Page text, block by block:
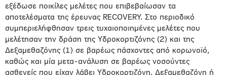
εξέδωσε ποικίλες μελέτες που επιβεβαίωσαν τα
αποτελέσματα της έρευνας RECOVERY. Στο περιοδικό
συμπεριελήφθησαν τρεις τυχαιοποιημένες μελέτες που
μελέτησαν την δράση της Υδροκορτιζόνης (2) και της
Δεξαμεθαζόνης (1) σε βαρέως πάσχοντες από κορωνοϊό,
καθώς και μία μετα-ανάλυση σε βαρέως νοσούντες
ασθενείς που είχαν λάβει Υδροκορτιζόνη, Δεξαμεθαζόνη ή